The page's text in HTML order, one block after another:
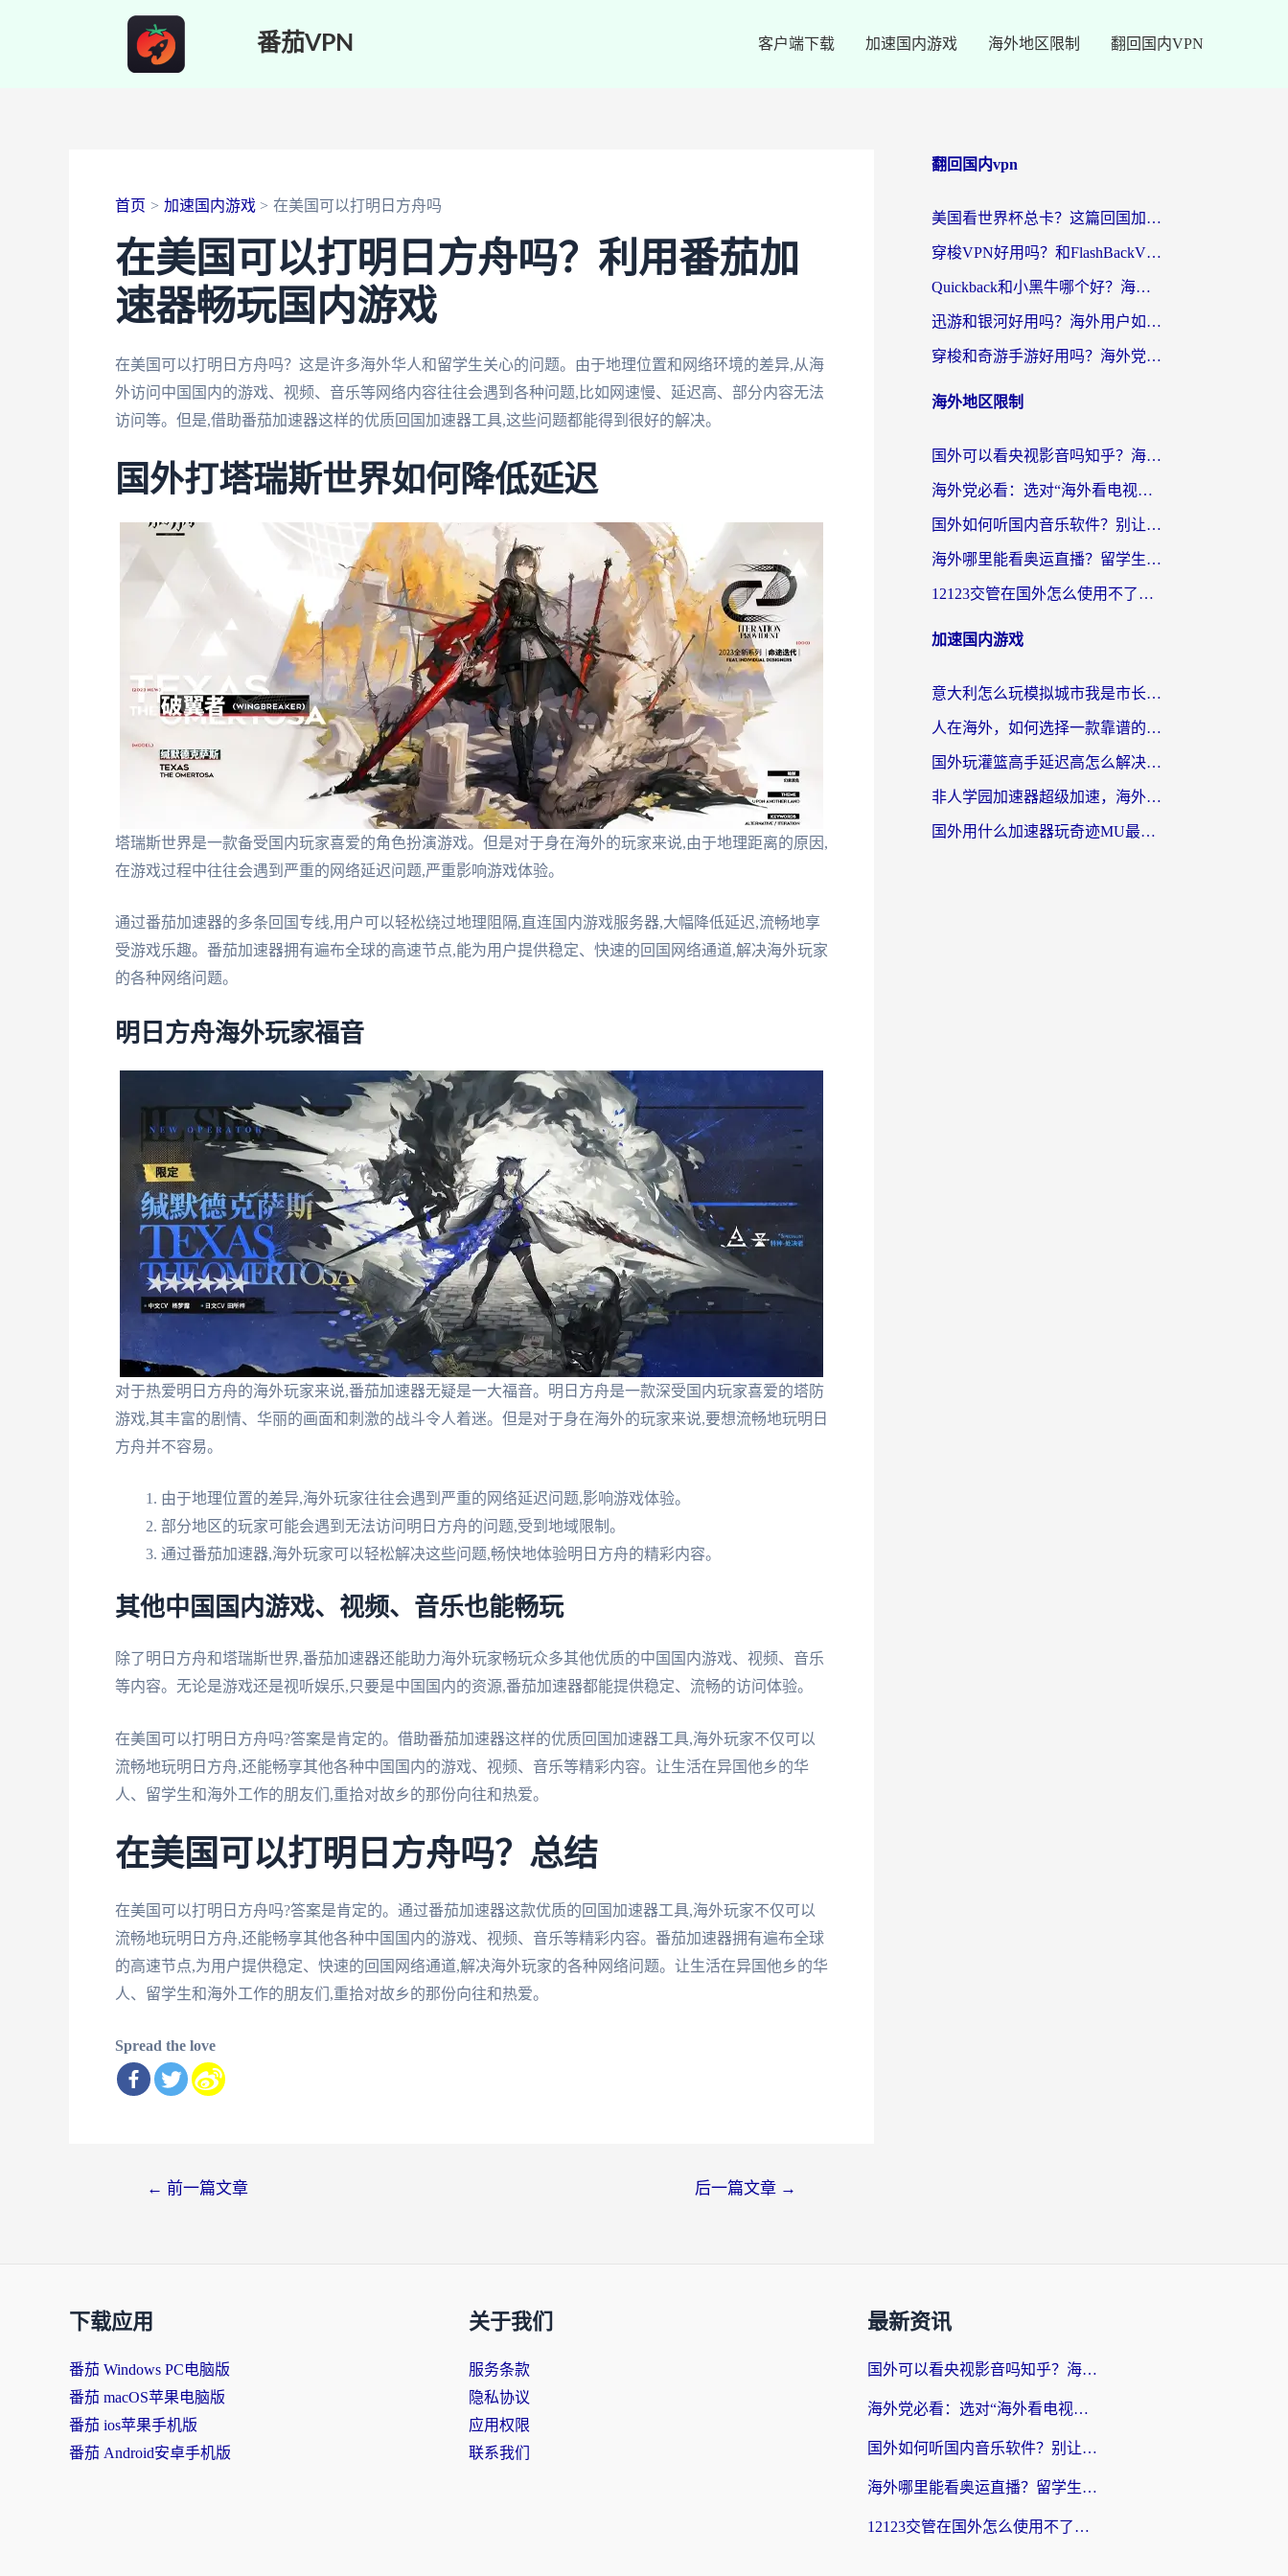
番茄VPN 客户端下载 加速国内游戏 海外地区限制 翻回国内VPN
首页 加速国内游戏 在美国可以打明日方舟吗
在美国可以打明日方舟吗？利用番茄加
速器畅玩国内游戏
在美国可以打明日方舟吗？这是许多海外华人和留学生关心的问题。由于地理位置和网络环境的差异,从海
外访问中国国内的游戏、视频、音乐等网络内容往往会遇到各种问题,比如网速慢、延迟高、部分内容无法
访问等。但是,借助番茄加速器这样的优质回国加速器工具,这些问题都能得到很好的解决。
国外打塔瑞斯世界如何降低延迟
塔瑞斯世界是一款备受国内玩家喜爱的角色扮演游戏。但是对于身在海外的玩家来说,由于地理距离的原因,
在游戏过程中往往会遇到严重的网络延迟问题,严重影响游戏体验。
通过番茄加速器的多条回国专线,用户可以轻松绕过地理阻隔,直连国内游戏服务器,大幅降低延迟,流畅地享
受游戏乐趣。番茄加速器拥有遍布全球的高速节点,能为用户提供稳定、快速的回国网络通道,解决海外玩家
的各种网络问题。
明日方舟海外玩家福音
对于热爱明日方舟的海外玩家来说,番茄加速器无疑是一大福音。明日方舟是一款深受国内玩家喜爱的塔防
游戏,其丰富的剧情、华丽的画面和刺激的战斗令人着迷。但是对于身在海外的玩家来说,要想流畅地玩明日
方舟并不容易。
由于地理位置的差异,海外玩家往往会遇到严重的网络延迟问题,影响游戏体验。
部分地区的玩家可能会遇到无法访问明日方舟的问题,受到地域限制。
通过番茄加速器,海外玩家可以轻松解决这些问题,畅快地体验明日方舟的精彩内容。
其他中国国内游戏、视频、音乐也能畅玩
除了明日方舟和塔瑞斯世界,番茄加速器还能助力海外玩家畅玩众多其他优质的中国国内游戏、视频、音乐
等内容。无论是游戏还是视听娱乐,只要是中国国内的资源,番茄加速器都能提供稳定、流畅的访问体验。
在美国可以打明日方舟吗?答案是肯定的。借助番茄加速器这样的优质回国加速器工具,海外玩家不仅可以
流畅地玩明日方舟,还能畅享其他各种中国国内的游戏、视频、音乐等精彩内容。让生活在异国他乡的华
人、留学生和海外工作的朋友们,重拾对故乡的那份向往和热爱。
在美国可以打明日方舟吗？总结
在美国可以打明日方舟吗?答案是肯定的。通过番茄加速器这款优质的回国加速器工具,海外玩家不仅可以
流畅地玩明日方舟,还能畅享其他各种中国国内的游戏、视频、音乐等精彩内容。番茄加速器拥有遍布全球
的高速节点,为用户提供稳定、快速的回国网络通道,解决海外玩家的各种网络问题。让生活在异国他乡的华
人、留学生和海外工作的朋友们,重拾对故乡的那份向往和热爱。
Spread the love
← 前一篇文章 后一篇文章 →
翻回国内vpn
美国看世界杯总卡？这篇回国加速器指南帮你无缝刷国内资源（附苹果手机VPN设置步骤）
穿梭VPN好用吗？和FlashBackVPN对比哪个回国效果更好？
Quickback和小黑牛哪个好？海外党亲测指南，选对回国加速器秒回国内
迅游和银河好用吗？海外用户如何选择回国加速器实现无缝访问国内资源
穿梭和奇游手游好用吗？海外党亲测3款回国加速器，附蜜蜂加速器七天试用攻略
海外地区限制
国外可以看央视影音吗知乎？海外党亲测有效的回国加速方案
海外党必看：选对“海外看电视剧软件”，再也不用愁国内剧刷不了
国外如何听国内音乐软件？别让地域限制，断了你的中文歌单
海外哪里能看奥运直播？留学生&海外华人必看的体育赛事观赛终极指南
12123交管在国外怎么使用不了？海外华人必看的无缝访问国内资源指南
加速国内游戏
意大利怎么玩模拟城市我是市长？海外党国服游戏加速终极攻略（附三国3量子特攻解决办法）
人在海外，如何选择一款靠谱的玩剑灵2加速器？
国外玩灌篮高手延迟高怎么解决？海外玩家国服游戏加速终极指南
非人学园加速器超级加速，海外玩家重返国服的通行证
国外用什么加速器玩奇迹MU最好？2026海外玩家国服游戏加速全攻略
下载应用
番茄 Windows PC电脑版
番茄 macOS苹果电脑版
番茄 ios苹果手机版
番茄 Android安卓手机版
关于我们
服务条款
隐私协议
应用权限
联系我们
最新资讯
国外可以看央视影音吗知乎？海外党亲测有效的回国加速方案
海外党必看：选对“海外看电视剧软件”，再也不用愁国内剧刷不了
国外如何听国内音乐软件？别让地域限制，断了你的中文歌单
海外哪里能看奥运直播？留学生&海外华人必看的体育赛事观赛终极指南
12123交管在国外怎么使用不了？海外华人必看的无缝访问国内资源指南